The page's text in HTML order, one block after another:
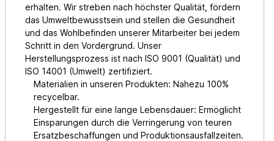
erhalten. Wir streben nach höchster Qualität, fördern
das Umweltbewusstsein und stellen die Gesundheit
und das Wohlbefinden unserer Mitarbeiter bei jedem
Schritt in den Vordergrund. Unser
Herstellungsprozess ist nach ISO 9001 (Qualität) und
ISO 14001 (Umwelt) zertifiziert.
Materialien in unseren Produkten: Nahezu 100%
recycelbar.
Hergestellt für eine lange Lebensdauer: Ermöglicht
Einsparungen durch die Verringerung von teuren
Ersatzbeschaffungen und Produktionsausfallzeiten.